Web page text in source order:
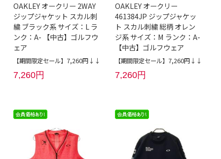
OAKLEY オークリー 2WAY
ジップジャケット スカル刺
繍 ブラック系 サイズ：L ラ
ンク：A- 【中古】ゴルフウ
ェア
【期間限定セール】7,260円↓↓
7,260円
OAKLEY オークリー
461384JP ジップジャケッ
ト スカル刺繍 総柄 オレン
ジ系 サイズ：M ランク：A-
【中古】ゴルフウェア
【期間限定セール】7,260円↓↓
7,260円